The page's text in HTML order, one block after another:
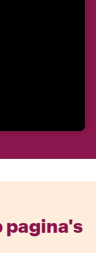
pagina's